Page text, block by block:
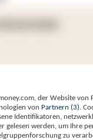
der Website von
von Partnern (3) .
Identifikatoren,
gelesen werden, um Ihre
zu